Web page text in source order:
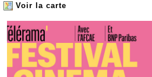
Voir la carte